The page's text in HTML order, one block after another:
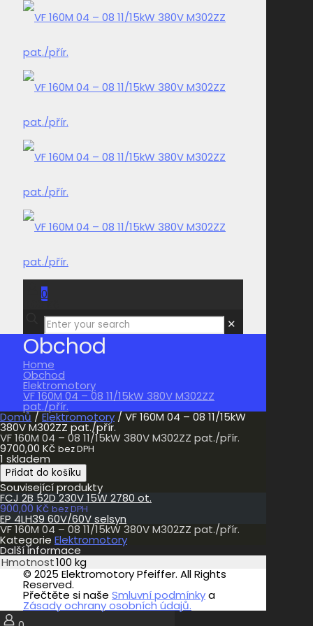
0
0,00 Kč
✕
Obchod
Home
Obchod
Elektromotory
VF 160M 04 – 08 11/15kW 380V M302ZZ
pat./přír.
Domů / Elektromotory / VF 160M 04 – 08 11/15kW
380V M302ZZ pat./přír.
VF 160M 04 – 08 11/15kW 380V M302ZZ pat./přír.
9700,00 Kč bez DPH
1 skladem
VF
160M
04
-
08
11/15kW
380V
M302ZZ
pat./přír.
množství
Přidat do košíku
Související produkty
FCJ 2B 52D 230V 15W 2780 ot.
900,00 Kč bez DPH
EP 4LH39 60V/60V selsyn
VF 160M 04 – 08 11/15kW 380V M302ZZ pat./přír.
Kategorie Elektromotory
Další informace
Hmotnost100 kg
© 2025 Elektromotory Pfeiffer. All Rights
Reserved.
Přečtěte si naše Smluvní podmínkya
Zásady ochrany osobních údajů.